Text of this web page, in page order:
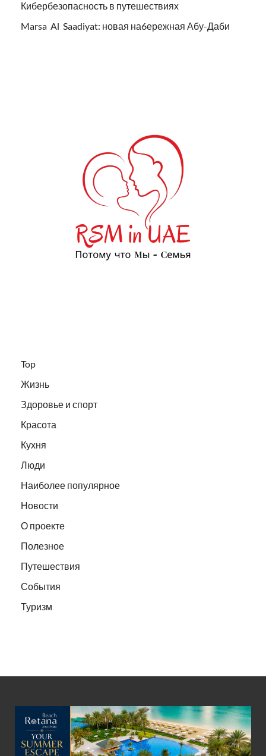
Кибербезопасность в путешествиях
Marsa Al Saadiyat: новая на6ережная Абу-Даби
Top
Жизнь
Здоровье и спорт
Красота
Кухня
Люди
Наиболее популярное
Новости
О проекте
Полезное
Путешествия
События
Туризм